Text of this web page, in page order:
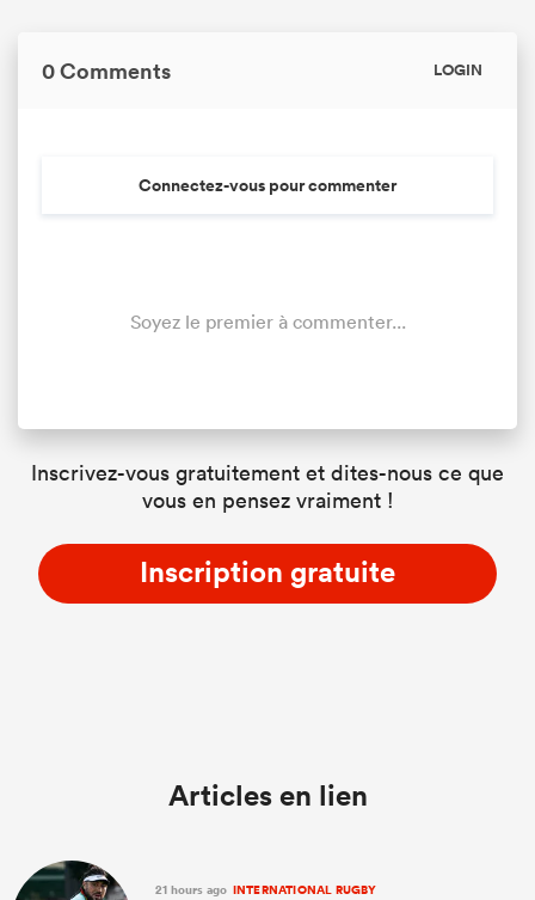
0 Comments LOGIN
Connectez-vous pour commenter
Soyez le premier à commenter...
Inscrivez-vous gratuitement et dites-nous ce que
vous en pensez vraiment !
Inscription gratuite
Articles en lien
21 hours ago INTERNATIONAL RUGBY